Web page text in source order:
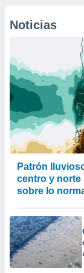
Noticias
Patrón
centro y
sobre lo